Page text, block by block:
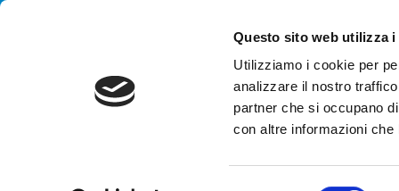
Questo sito web utilizza i
Utilizziamo i cookie per
analizzare il nostro
partner che si occupano
con altre informazioni